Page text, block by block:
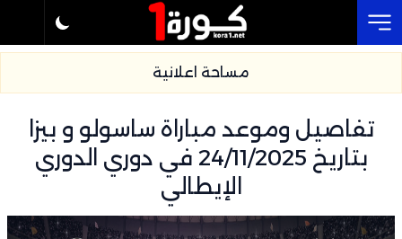
مساحة اعلانية
تفاصيل وموعد مباراة ساسولو و بيزا
بتاريخ 24/11/2025 في دوري الدوري
الإيطالي